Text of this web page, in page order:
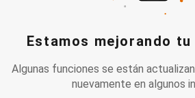
Estamos mejorando
Algunas funciones se están
nuevamente en algunos